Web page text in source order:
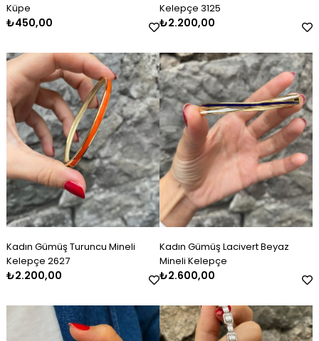
Küpe
₺450,00
Kelepçe 3125
₺2.200,00
Kadın Gümüş Turuncu Mineli
Kelepçe 2627
₺2.200,00
Kadın Gümüş Lacivert Beyaz
Mineli Kelepçe
₺2.600,00